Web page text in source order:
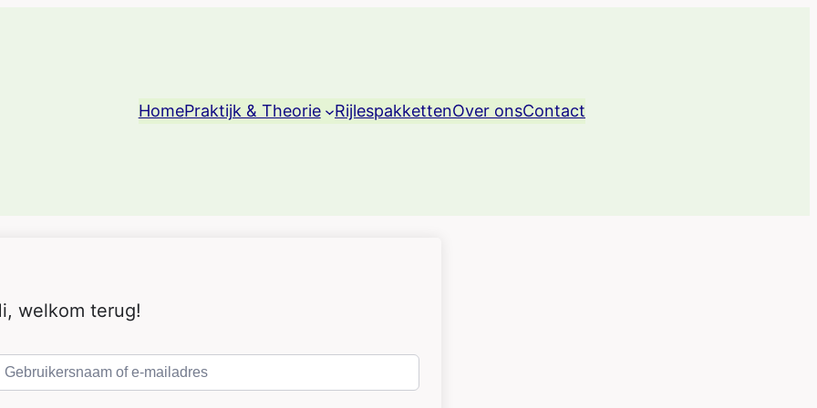
HomePraktijk & Theorie RijlespakkettenOver onsContact
welkom terug!